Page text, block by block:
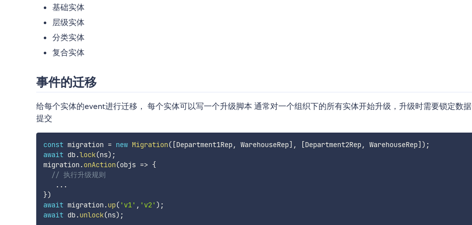
基础实体
层级实体
分类实体
复合实体
事件的迁移
给每个实体的event进行迁移， 每个实体可以写一个升级脚本 通常对一个组织下的所有实体开始升级，升级时需要锁定数据
提交
const migration = new Migration( [Department1Rep, WarehouseRep] , [Department2Rep, WarehouseRep] ) ;
await db.lock(ns) ;
migration .onAction(objs => {
// 执行升级规则
...
})
await migration .up( 'v1' , 'v2' ) ;
await db.unlock(ns) ;